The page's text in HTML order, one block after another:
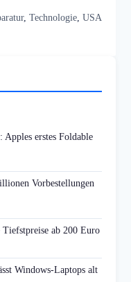
, Technologie USA
erstes Foldable
Vorbestellungen
ab 200 Euro
Windows-Laptops alt